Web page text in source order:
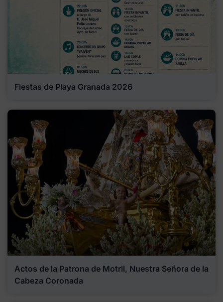
Fiestas de Playa Granada 2026
Actos de la Patrona de Motril, Nuestra Señora de la
Cabeza Coronada